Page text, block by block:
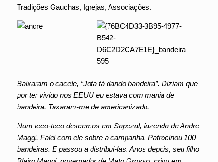
Tradições Gauchas, Igrejas, Associações.
Baixaram o cacete, “Jota tá dando bandeira”. Diziam que
por ter vivido nos EEUU eu estava com mania de
bandeira. Taxaram-me de americanizado.
Num teco-teco descemos em Sapezal, fazenda de Andre
Maggi. Falei com ele sobre a campanha. Patrocinou 100
bandeiras. E passou a distribui-las. Anos depois, seu filho